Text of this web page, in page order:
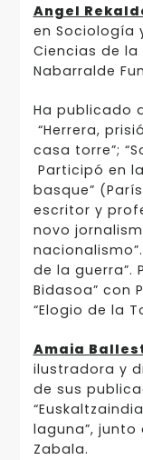
Angel
en Sociología
Ciencias de
Nabarralde
Ha publicado
“Herre­ra,
casa torre”;
Participó en
basque”
escritor y
novo
de la guerra”.
Bidasoa” con
“Elogio de la
Amaia
ilustradora y
de sus
laguna”, junto
Zabala.